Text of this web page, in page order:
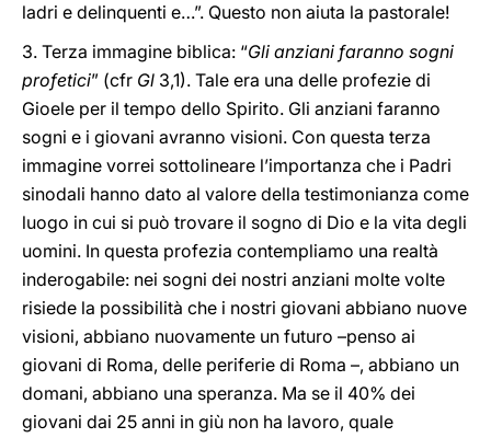
ladri e delinquenti e…”. Questo non aiuta la pastorale!
3. Terza immagine biblica: “Gli anziani faranno sogni
profetici” (cfr Gl 3,1). Tale era una delle profezie di
Gioele per il tempo dello Spirito. Gli anziani faranno
sogni e i giovani avranno visioni. Con questa terza
immagine vorrei sottolineare l’importanza che i Padri
sinodali hanno dato al valore della testimonianza come
luogo in cui si può trovare il sogno di Dio e la vita degli
uomini. In questa profezia contempliamo una realtà
inderogabile: nei sogni dei nostri anziani molte volte
risiede la possibilità che i nostri giovani abbiano nuove
visioni, abbiano nuovamente un futuro –penso ai
giovani di Roma, delle periferie di Roma –, abbiano un
domani, abbiano una speranza. Ma se il 40% dei
giovani dai 25 anni in giù non ha lavoro, quale